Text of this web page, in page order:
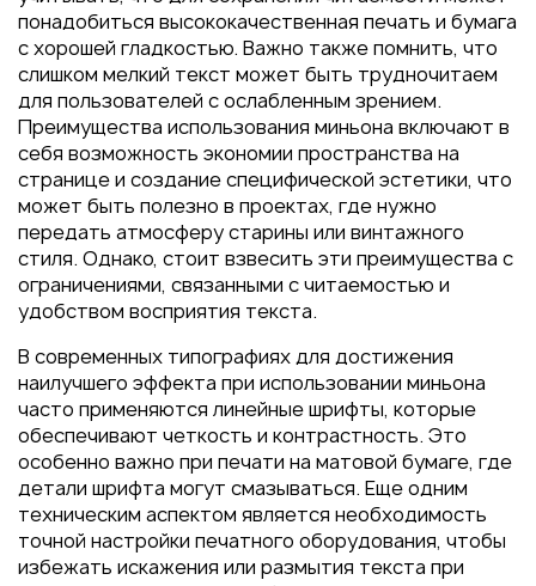
понадобиться высококачественная печать и бумага
с хорошей гладкостью. Важно также помнить, что
слишком мелкий текст может быть трудночитаем
для пользователей с ослабленным зрением.
Преимущества использования миньона включают в
себя возможность экономии пространства на
странице и создание специфической эстетики, что
может быть полезно в проектах, где нужно
передать атмосферу старины или винтажного
стиля. Однако, стоит взвесить эти преимущества с
ограничениями, связанными с читаемостью и
удобством восприятия текста.
В современных типографиях для достижения
наилучшего эффекта при использовании миньона
часто применяются линейные шрифты, которые
обеспечивают четкость и контрастность. Это
особенно важно при печати на матовой бумаге, где
детали шрифта могут смазываться. Еще одним
техническим аспектом является необходимость
точной настройки печатного оборудования, чтобы
избежать искажения или размытия текста при